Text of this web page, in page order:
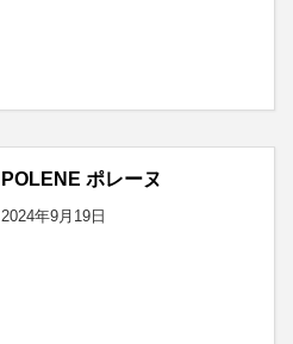
POLENE ポレーヌ
2024年9月19日